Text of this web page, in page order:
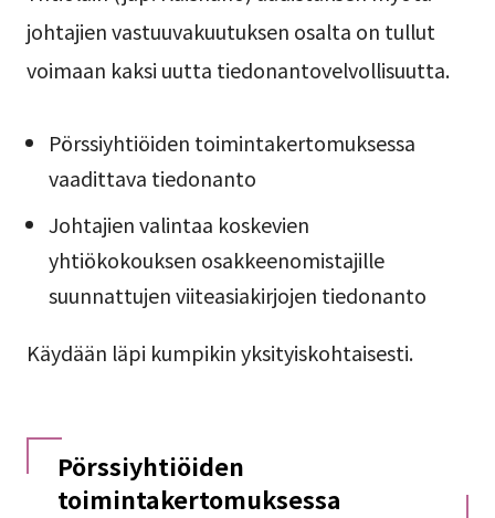
johtajien vastuuvakuutuksen osalta on tullut
voimaan kaksi uutta tiedonantovelvollisuutta.
Pörssiyhtiöiden toimintakertomuksessa
vaadittava tiedonanto
Johtajien valintaa koskevien
yhtiökokouksen osakkeenomistajille
suunnattujen viiteasiakirjojen tiedonanto
Käydään läpi kumpikin yksityiskohtaisesti.
Pörssiyhtiöiden
toimintakertomuksessa